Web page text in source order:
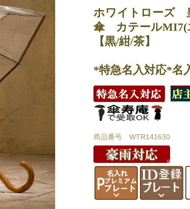
ホワイトローズ
傘 カテールMI7(
【黒/紺/茶】
*特急名入対応*名
商品番号 WTR141630